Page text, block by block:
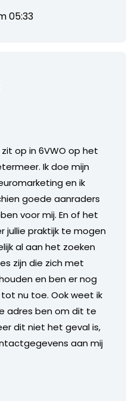
05:33
op in 6VWO op het
Ik doe mijn
en ik
goede aanraders
voor mij. En of het
jullie praktijk te mogen
al aan het zoeken
zijn die zich met
en ben er nog
nu toe. Ook weet ik
adres ben om dit te
dit niet het geval is,
aan mij